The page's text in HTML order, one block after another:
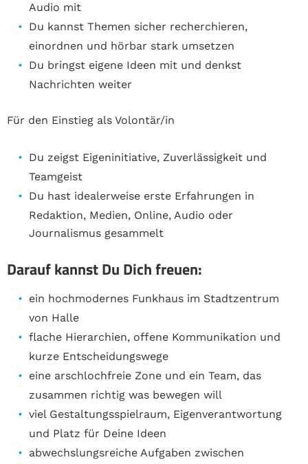
Audio mit
Du kannst Themen sicher recherchieren,
einordnen und hörbar stark umsetzen
Du bringst eigene Ideen mit und denkst
Nachrichten weiter
Für den Einstieg als Volontär/in
Du zeigst Eigeninitiative, Zuverlässigkeit und
Teamgeist
Du hast idealerweise erste Erfahrungen in
Redaktion, Medien, Online, Audio oder
Journalismus gesammelt
Darauf kannst Du Dich freuen:
ein hochmodernes Funkhaus im Stadtzentrum
von Halle
flache Hierarchien, offene Kommunikation und
kurze Entscheidungswege
eine arschlochfreie Zone und ein Team, das
zusammen richtig was bewegen will
viel Gestaltungsspielraum, Eigenverantwortung
und Platz für Deine Ideen
abwechslungsreiche Aufgaben zwischen